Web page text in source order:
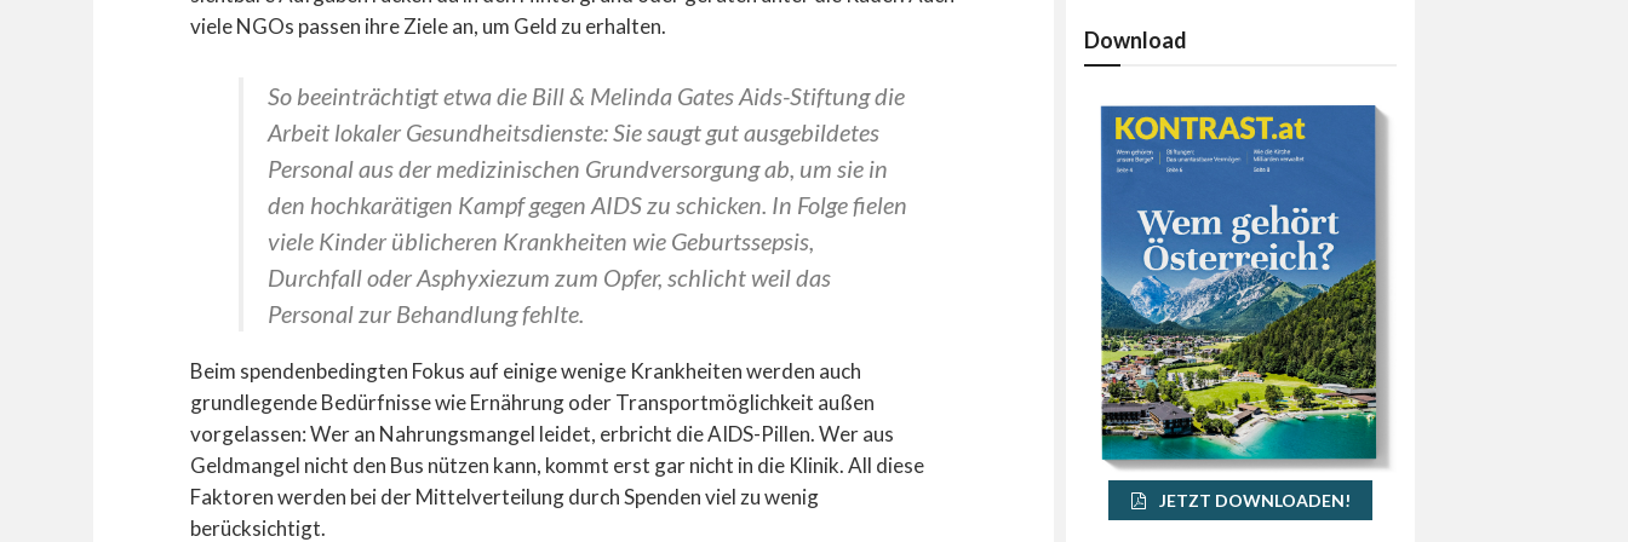
viele NGOs passen ihre Ziele an, um Geld zu erhalten.
So beeinträchtigt etwa die Bill & Melinda Gates Aids-Stiftung die
Arbeit lokaler Gesundheitsdienste: Sie saugt gut ausgebildetes
Personal aus der medizinischen Grundversorgung ab, um sie in
den hochkarätigen Kampf gegen AIDS zu schicken. In Folge fielen
viele Kinder üblicheren Krankheiten wie Geburtssepsis,
Durchfall oder Asphyxiezum zum Opfer, schlicht weil das
Personal zur Behandlung fehlte.
Beim spendenbedingten Fokus auf einige wenige Krankheiten werden auch
grundlegende Bedürfnisse wie Ernährung oder Transportmöglichkeit außen
vorgelassen: Wer an Nahrungsmangel leidet, erbricht die AIDS-Pillen. Wer aus
Geldmangel nicht den Bus nützen kann, kommt erst gar nicht in die Klinik. All diese
Faktoren werden bei der Mittelverteilung durch Spenden viel zu wenig
berücksichtigt.
Download
JETZT DOWNLOADEN!